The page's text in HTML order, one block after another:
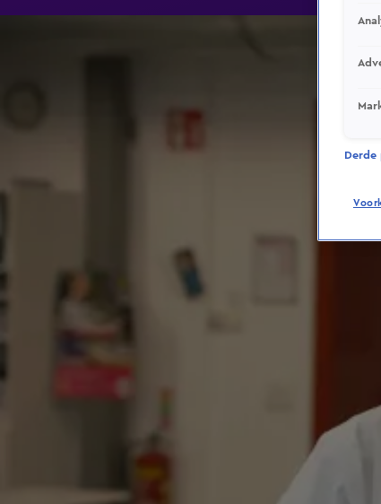
Derde